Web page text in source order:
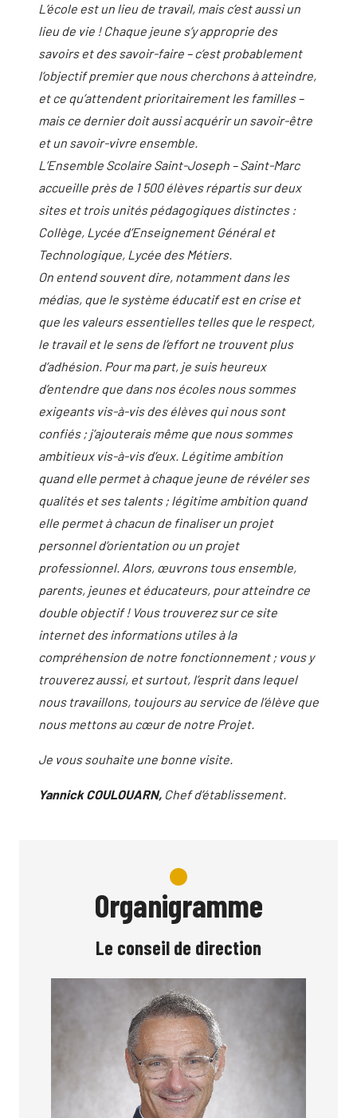
L’école est un lieu de travail, mais c’est aussi un
lieu de vie ! Chaque jeune s’y approprie des
savoirs et des savoir-faire – c’est probablement
l’objectif premier que nous cherchons à atteindre,
et ce qu’attendent prioritairement les familles –
mais ce dernier doit aussi acquérir un savoir-être
et un savoir-vivre ensemble.
L’Ensemble Scolaire Saint-Joseph – Saint-Marc
accueille près de 1 500 élèves répartis sur deux
sites et trois unités pédagogiques distinctes :
Collège, Lycée d’Enseignement Général et
Technologique, Lycée des Métiers.
On entend souvent dire, notamment dans les
médias, que le système éducatif est en crise et
que les valeurs essentielles telles que le respect,
le travail et le sens de l’effort ne trouvent plus
d’adhésion. Pour ma part, je suis heureux
d’entendre que dans nos écoles nous sommes
exigeants vis-à-vis des élèves qui nous sont
confiés ; j’ajouterais même que nous sommes
ambitieux vis-à-vis d’eux. Légitime ambition
quand elle permet à chaque jeune de révéler ses
qualités et ses talents ; légitime ambition quand
elle permet à chacun de finaliser un projet
personnel d’orientation ou un projet
professionnel. Alors, œuvrons tous ensemble,
parents, jeunes et éducateurs, pour atteindre ce
double objectif ! Vous trouverez sur ce site
internet des informations utiles à la
compréhension de notre fonctionnement ; vous y
trouverez aussi, et surtout, l’esprit dans lequel
nous travaillons, toujours au service de l’élève que
nous mettons au cœur de notre Projet.
Je vous souhaite une bonne visite.
Yannick COULOUARN, Chef d’établissement.
Organigramme
Le conseil de direction